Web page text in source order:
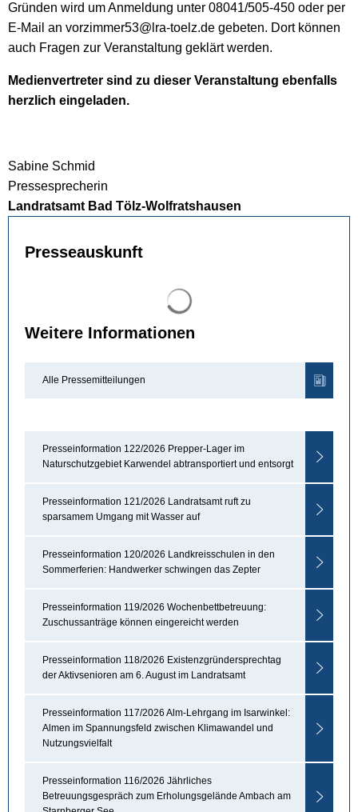
Gründen wird um Anmeldung unter 08041/505-450 oder per
E-Mail an vorzimmer53@lra-toelz.de gebeten. Dort können
auch Fragen zur Veranstaltung geklärt werden.
Medienvertreter sind zu dieser Veranstaltung ebenfalls
herzlich eingeladen.
Sabine Schmid
Pressesprecherin
Landratsamt Bad Tölz-Wolfratshausen
Presseauskunft
Weitere Informationen
Alle Pressemitteilungen
Presseinformation 122/2026 Prepper-Lager im
Naturschutzgebiet Karwendel abtransportiert und entsorgt
Presseinformation 121/2026 Landratsamt ruft zu
sparsamem Umgang mit Wasser auf
Presseinformation 120/2026 Landkreisschulen in den
Sommerferien: Handwerker schwingen das Zepter
Presseinformation 119/2026 Wochenbettbetreuung:
Zuschussanträge können eingereicht werden
Presseinformation 118/2026 Existenzgründersprechtag
der Aktivsenioren am 6. August im Landratsamt
Presseinformation 117/2026 Alm-Lehrgang im Isarwinkel:
Almen im Spannungsfeld zwischen Klimawandel und
Nutzungsvielfalt
Presseinformation 116/2026 Jährliches
Betreuungsgespräch zum Erholungsgelände Ambach am